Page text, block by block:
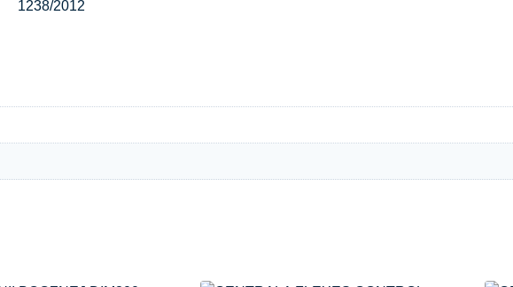
1238/2012